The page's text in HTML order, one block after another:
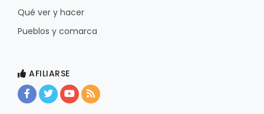
Qué ver y hacer
Pueblos y comarca
AFILIARSE